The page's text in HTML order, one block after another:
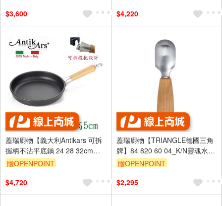
$3,600
$4,220
蓋瑞廚物【義大利Antikars 可拆
握柄不沾平底鍋 24 28 32cm】
義大利製 鑄鋁鍋 不沾鍋 不沾平
贈OPENPOINT
$4,720
蓋瑞廚物【TRIANGLE德國三角
牌】84 820 60 04_K/N靈魂水果
湯匙，櫻桃木/胡桃木（盒裝）
贈OPENPOINT
$2,295